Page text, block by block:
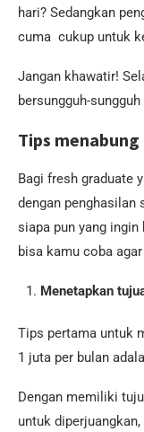
hari? Sedangkan
cuma cukup untuk
Jangan khawatir!
bersungguh-
Tips
Bagi fresh graduate
dengan penghasilan
siapa pun yang
bisa kamu coba
Menetapkan
Tips pertama untuk
1 juta per bulan
Dengan memiliki
untuk